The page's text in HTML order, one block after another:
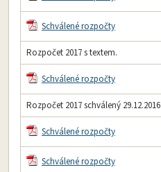
Schválené rozpočty
Rozpočet 2017 s textem.
Schválené rozpočty
Rozpočet 2017 schválený 29.12.2016
Schválené rozpočty
Schválené rozpočty